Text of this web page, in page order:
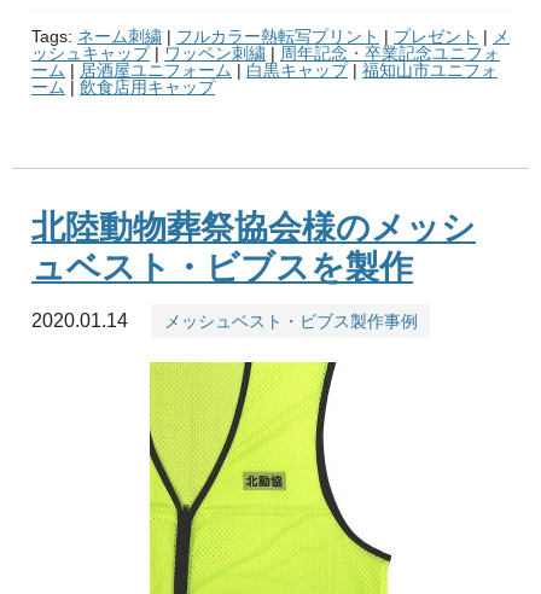
Tags: ネーム刺繍 | フルカラー熱転写プリント | プレゼント | メ
ッシュキャップ| ワッペン刺繍 | 周年記念・卒業記念ユニフォ
ーム | 居酒屋ユニフォーム | 白黒キャップ| 福知山市ユニフォ
ーム | 飲食店用キャップ
北陸動物葬祭協会様のメッシ
ュベスト・ビブスを製作
2020.01.14 メッシュベスト・ビブス製作事例